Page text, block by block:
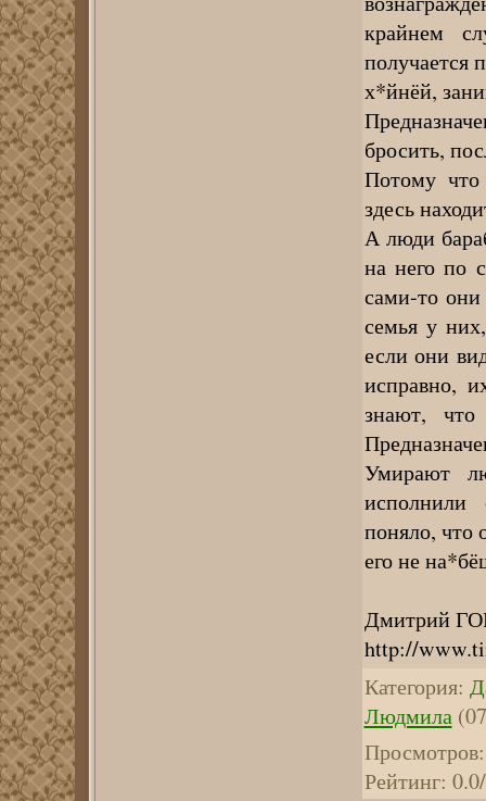
крайнем
получается
х*йнёй,
бросить,
Потому
здесь
А люди
на него по
сами-то они
семья у
если они
исправно,
знают,
Умирают
исполнили
поняло, что
его не
Дмитрий
http://
Категория:
Людмила
Просмотров:
Рейтинг: 0.0/